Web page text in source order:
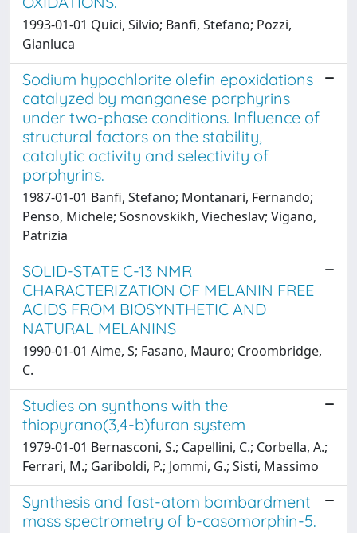
1993-01-01 Quici, Silvio; Banfi, Stefano; Pozzi,
Gianluca
Sodium hypochlorite olefin epoxidations
catalyzed by manganese porphyrins
under two-phase conditions. Influence of
structural factors on the stability,
catalytic activity and selectivity of
porphyrins.
1987-01-01 Banfi, Stefano; Montanari, Fernando;
Penso, Michele; Sosnovskikh, Viecheslav; Vigano,
Patrizia
SOLID-STATE C-13 NMR
CHARACTERIZATION OF MELANIN FREE
ACIDS FROM BIOSYNTHETIC AND
NATURAL MELANINS
1990-01-01 Aime, S; Fasano, Mauro; Croombridge,
C.
Studies on synthons with the
thiopyrano(3,4-b)furan system
1979-01-01 Bernasconi, S.; Capellini, C.; Corbella, A.;
Ferrari, M.; Gariboldi, P.; Jommi, G.; Sisti, Massimo
Synthesis and fast-atom bombardment
mass spectrometry of b-casomorphin-5.